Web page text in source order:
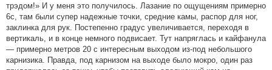
трэдом!» И у меня это получилось. Лазание по ощущениям примерно
6с, там были супер надежные точки, средние камы, распор для ног,
заклинка для рук. Постепенно градус увеличивается, переходя в
вертикаль, и в конце немного подвисает. Тут напряглась и кайфанула
— примерно метров 20 с интересным выходом из-под небольшого
карнизика. Правда, под карнизом на выходе было мокро, один раз